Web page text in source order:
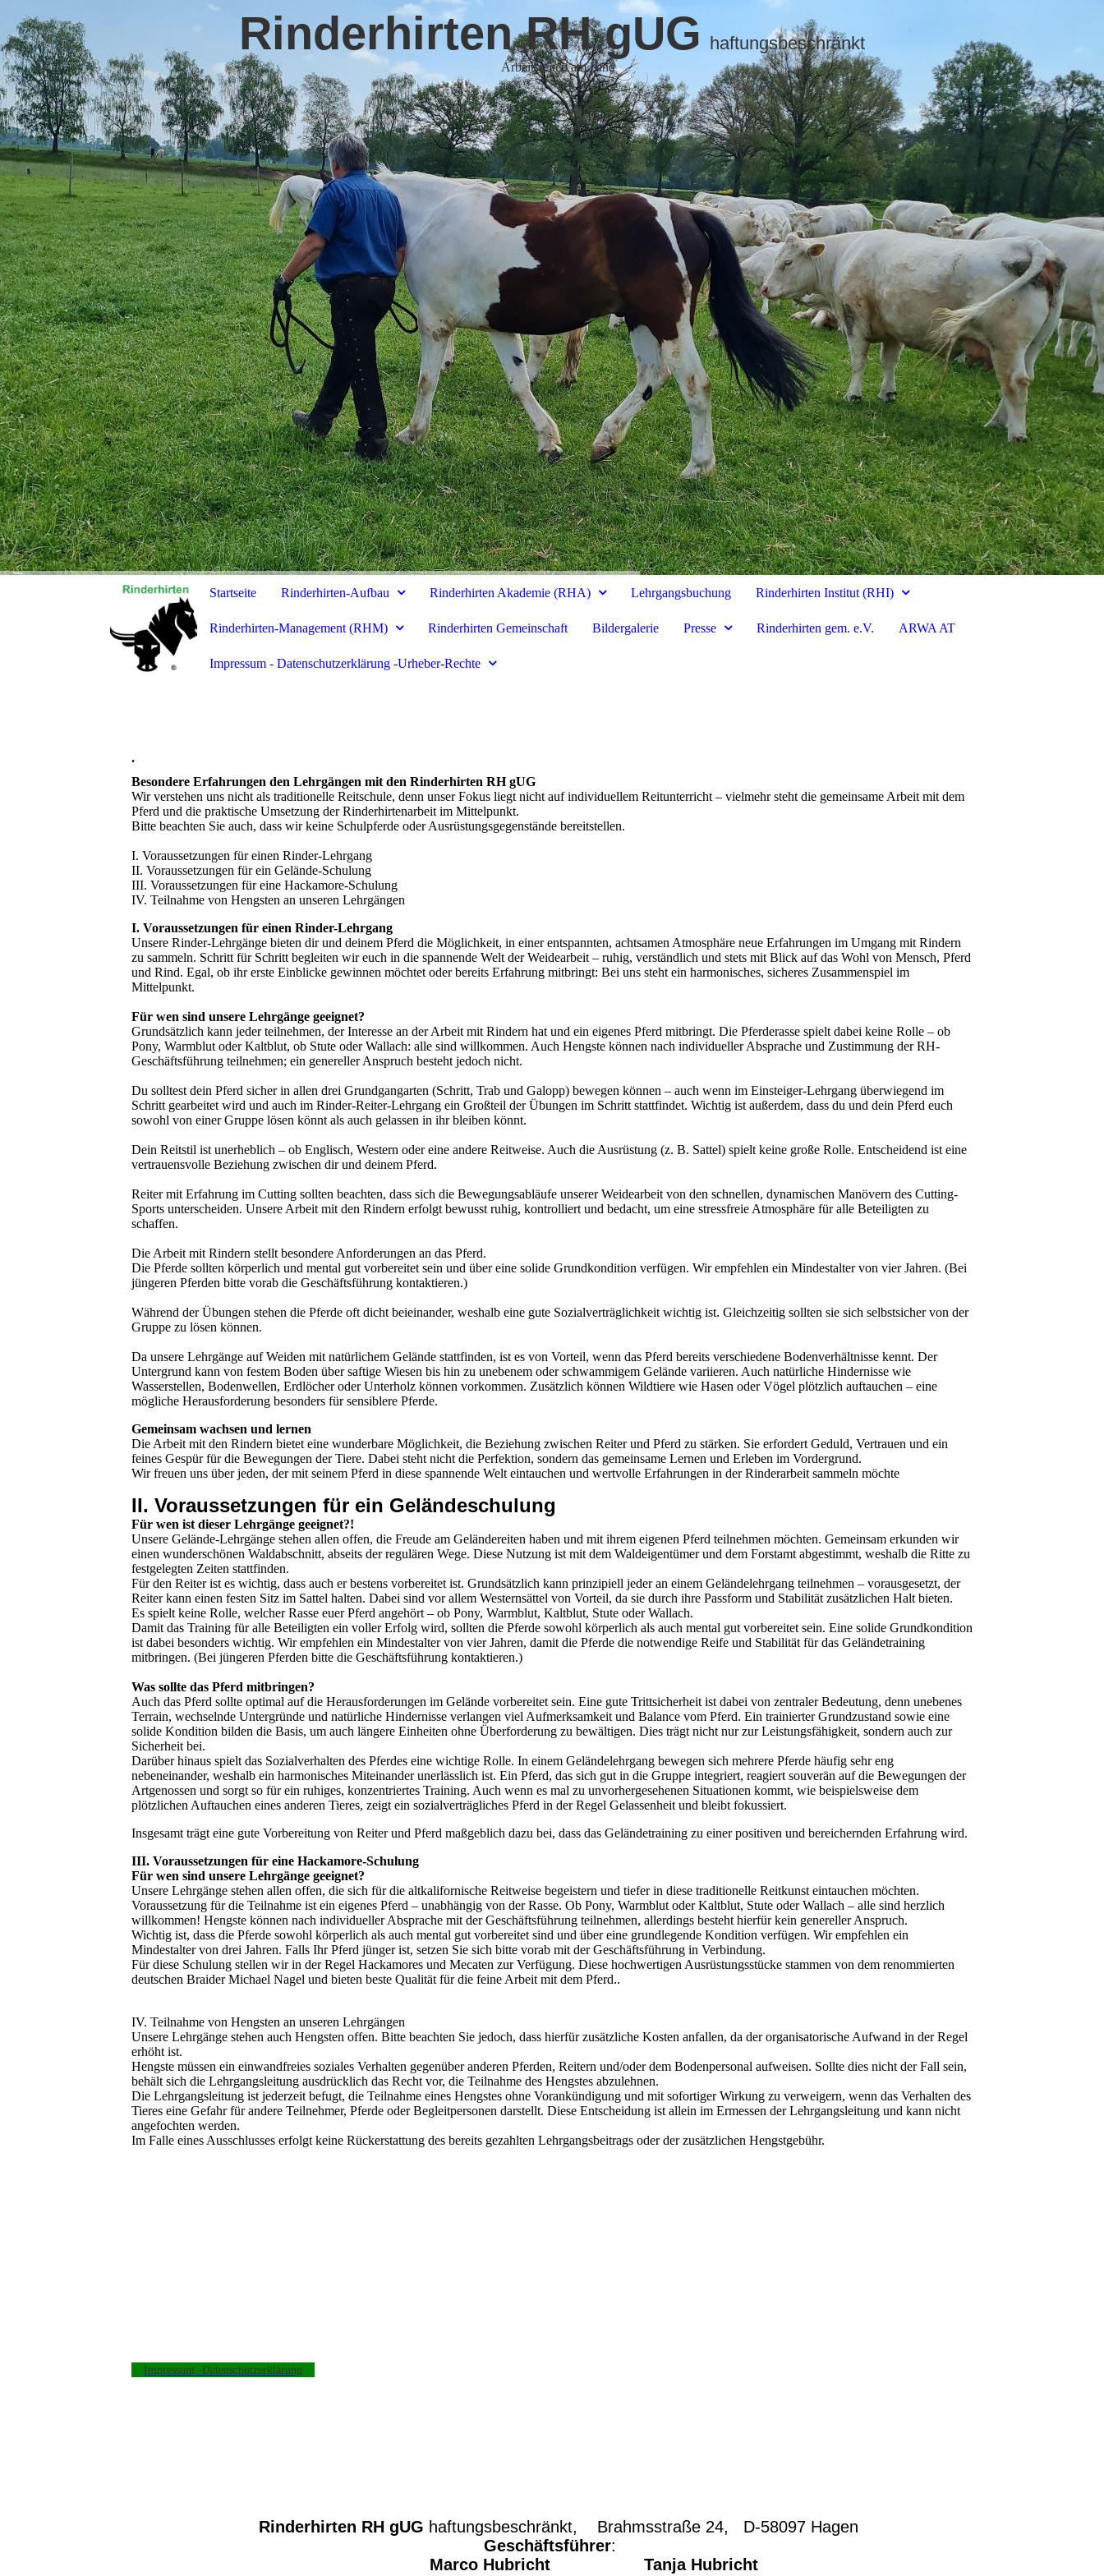
Rinderhirten RH gUG haftungsbeschränkt
Arbeitsreiten am Rind
Startseite Rinderhirten-Aufbau Rinderhirten Akademie (RHA) Lehrgangsbuchung Rinderhirten Institut (RHI)
Rinderhirten-Management (RHM) Rinderhirten Gemeinschaft Bildergalerie Presse Rinderhirten gem. e.V. ARWA AT
Impressum - Datenschutzerklärung -Urheber-Rechte
.
Besondere Erfahrungen den Lehrgängen mit den Rinderhirten RH gUG
Wir verstehen uns nicht als traditionelle Reitschule, denn unser Fokus liegt nicht auf individuellem Reitunterricht – vielmehr steht die gemeinsame Arbeit mit dem
Pferd und die praktische Umsetzung der Rinderhirtenarbeit im Mittelpunkt.
Bitte beachten Sie auch, dass wir keine Schulpferde oder Ausrüstungsgegenstände bereitstellen.
I. Voraussetzungen für einen Rinder-Lehrgang
II. Voraussetzungen für ein Gelände-Schulung
III. Voraussetzungen für eine Hackamore-Schulung
IV. Teilnahme von Hengsten an unseren Lehrgängen
I. Voraussetzungen für einen Rinder-Lehrgang
Unsere Rinder-Lehrgänge bieten dir und deinem Pferd die Möglichkeit, in einer entspannten, achtsamen Atmosphäre neue Erfahrungen im Umgang mit Rindern
zu sammeln. Schritt für Schritt begleiten wir euch in die spannende Welt der Weidearbeit – ruhig, verständlich und stets mit Blick auf das Wohl von Mensch, Pferd
und Rind. Egal, ob ihr erste Einblicke gewinnen möchtet oder bereits Erfahrung mitbringt: Bei uns steht ein harmonisches, sicheres Zusammenspiel im
Mittelpunkt.
Für wen sind unsere Lehrgänge geeignet?
Grundsätzlich kann jeder teilnehmen, der Interesse an der Arbeit mit Rindern hat und ein eigenes Pferd mitbringt. Die Pferderasse spielt dabei keine Rolle – ob
Pony, Warmblut oder Kaltblut, ob Stute oder Wallach: alle sind willkommen. Auch Hengste können nach individueller Absprache und Zustimmung der RH-
Geschäftsführung teilnehmen; ein genereller Anspruch besteht jedoch nicht.
Du solltest dein Pferd sicher in allen drei Grundgangarten (Schritt, Trab und Galopp) bewegen können – auch wenn im Einsteiger-Lehrgang überwiegend im
Schritt gearbeitet wird und auch im Rinder-Reiter-Lehrgang ein Großteil der Übungen im Schritt stattfindet. Wichtig ist außerdem, dass du und dein Pferd euch
sowohl von einer Gruppe lösen könnt als auch gelassen in ihr bleiben könnt.
Dein Reitstil ist unerheblich – ob Englisch, Western oder eine andere Reitweise. Auch die Ausrüstung (z. B. Sattel) spielt keine große Rolle. Entscheidend ist eine
vertrauensvolle Beziehung zwischen dir und deinem Pferd.
Reiter mit Erfahrung im Cutting sollten beachten, dass sich die Bewegungsabläufe unserer Weidearbeit von den schnellen, dynamischen Manövern des Cutting-
Sports unterscheiden. Unsere Arbeit mit den Rindern erfolgt bewusst ruhig, kontrolliert und bedacht, um eine stressfreie Atmosphäre für alle Beteiligten zu
schaffen.
Die Arbeit mit Rindern stellt besondere Anforderungen an das Pferd.
Die Pferde sollten körperlich und mental gut vorbereitet sein und über eine solide Grundkondition verfügen. Wir empfehlen ein Mindestalter von vier Jahren. (Bei
jüngeren Pferden bitte vorab die Geschäftsführung kontaktieren.)
Während der Übungen stehen die Pferde oft dicht beieinander, weshalb eine gute Sozialverträglichkeit wichtig ist. Gleichzeitig sollten sie sich selbstsicher von der
Gruppe zu lösen können.
Da unsere Lehrgänge auf Weiden mit natürlichem Gelände stattfinden, ist es von Vorteil, wenn das Pferd bereits verschiedene Bodenverhältnisse kennt. Der
Untergrund kann von festem Boden über saftige Wiesen bis hin zu unebenem oder schwammigem Gelände variieren. Auch natürliche Hindernisse wie
Wasserstellen, Bodenwellen, Erdlöcher oder Unterholz können vorkommen. Zusätzlich können Wildtiere wie Hasen oder Vögel plötzlich auftauchen – eine
mögliche Herausforderung besonders für sensiblere Pferde.
Gemeinsam wachsen und lernen
Die Arbeit mit den Rindern bietet eine wunderbare Möglichkeit, die Beziehung zwischen Reiter und Pferd zu stärken. Sie erfordert Geduld, Vertrauen und ein
feines Gespür für die Bewegungen der Tiere. Dabei steht nicht die Perfektion, sondern das gemeinsame Lernen und Erleben im Vordergrund.
Wir freuen uns über jeden, der mit seinem Pferd in diese spannende Welt eintauchen und wertvolle Erfahrungen in der Rinderarbeit sammeln möchte
II. Voraussetzungen für ein Geländeschulung
Für wen ist dieser Lehrgänge geeignet?!
Unsere Gelände-Lehrgänge stehen allen offen, die Freude am Geländereiten haben und mit ihrem eigenen Pferd teilnehmen möchten. Gemeinsam erkunden wir
einen wunderschönen Waldabschnitt, abseits der regulären Wege. Diese Nutzung ist mit dem Waldeigentümer und dem Forstamt abgestimmt, weshalb die Ritte zu
festgelegten Zeiten stattfinden.
Für den Reiter ist es wichtig, dass auch er bestens vorbereitet ist. Grundsätzlich kann prinzipiell jeder an einem Geländelehrgang teilnehmen – vorausgesetzt, der
Reiter kann einen festen Sitz im Sattel halten. Dabei sind vor allem Westernsättel von Vorteil, da sie durch ihre Passform und Stabilität zusätzlichen Halt bieten.
Es spielt keine Rolle, welcher Rasse euer Pferd angehört – ob Pony, Warmblut, Kaltblut, Stute oder Wallach.
Damit das Training für alle Beteiligten ein voller Erfolg wird, sollten die Pferde sowohl körperlich als auch mental gut vorbereitet sein. Eine solide Grundkondition
ist dabei besonders wichtig. Wir empfehlen ein Mindestalter von vier Jahren, damit die Pferde die notwendige Reife und Stabilität für das Geländetraining
mitbringen. (Bei jüngeren Pferden bitte die Geschäftsführung kontaktieren.)
Was sollte das Pferd mitbringen?
Auch das Pferd sollte optimal auf die Herausforderungen im Gelände vorbereitet sein. Eine gute Trittsicherheit ist dabei von zentraler Bedeutung, denn unebenes
Terrain, wechselnde Untergründe und natürliche Hindernisse verlangen viel Aufmerksamkeit und Balance vom Pferd. Ein trainierter Grundzustand sowie eine
solide Kondition bilden die Basis, um auch längere Einheiten ohne Überforderung zu bewältigen. Dies trägt nicht nur zur Leistungsfähigkeit, sondern auch zur
Sicherheit bei.
Darüber hinaus spielt das Sozialverhalten des Pferdes eine wichtige Rolle. In einem Geländelehrgang bewegen sich mehrere Pferde häufig sehr eng
nebeneinander, weshalb ein harmonisches Miteinander unerlässlich ist. Ein Pferd, das sich gut in die Gruppe integriert, reagiert souverän auf die Bewegungen der
Artgenossen und sorgt so für ein ruhiges, konzentriertes Training. Auch wenn es mal zu unvorhergesehenen Situationen kommt, wie beispielsweise dem
plötzlichen Auftauchen eines anderen Tieres, zeigt ein sozialverträgliches Pferd in der Regel Gelassenheit und bleibt fokussiert.
Insgesamt trägt eine gute Vorbereitung von Reiter und Pferd maßgeblich dazu bei, dass das Geländetraining zu einer positiven und bereichernden Erfahrung wird.
III. Voraussetzungen für eine Hackamore-Schulung
Für wen sind unsere Lehrgänge geeignet?
Unsere Lehrgänge stehen allen offen, die sich für die altkalifornische Reitweise begeistern und tiefer in diese traditionelle Reitkunst eintauchen möchten.
Voraussetzung für die Teilnahme ist ein eigenes Pferd – unabhängig von der Rasse. Ob Pony, Warmblut oder Kaltblut, Stute oder Wallach – alle sind herzlich
willkommen! Hengste können nach individueller Absprache mit der Geschäftsführung teilnehmen, allerdings besteht hierfür kein genereller Anspruch.
Wichtig ist, dass die Pferde sowohl körperlich als auch mental gut vorbereitet sind und über eine grundlegende Kondition verfügen. Wir empfehlen ein
Mindestalter von drei Jahren. Falls Ihr Pferd jünger ist, setzen Sie sich bitte vorab mit der Geschäftsführung in Verbindung.
Für diese Schulung stellen wir in der Regel Hackamores und Mecaten zur Verfügung. Diese hochwertigen Ausrüstungsstücke stammen von dem renommierten
deutschen Braider Michael Nagel und bieten beste Qualität für die feine Arbeit mit dem Pferd..
IV. Teilnahme von Hengsten an unseren Lehrgängen
Unsere Lehrgänge stehen auch Hengsten offen. Bitte beachten Sie jedoch, dass hierfür zusätzliche Kosten anfallen, da der organisatorische Aufwand in der Regel
erhöht ist.
Hengste müssen ein einwandfreies soziales Verhalten gegenüber anderen Pferden, Reitern und/oder dem Bodenpersonal aufweisen. Sollte dies nicht der Fall sein,
behält sich die Lehrgangsleitung ausdrücklich das Recht vor, die Teilnahme des Hengstes abzulehnen.
Die Lehrgangsleitung ist jederzeit befugt, die Teilnahme eines Hengstes ohne Vorankündigung und mit sofortiger Wirkung zu verweigern, wenn das Verhalten des
Tieres eine Gefahr für andere Teilnehmer, Pferde oder Begleitpersonen darstellt. Diese Entscheidung ist allein im Ermessen der Lehrgangsleitung und kann nicht
angefochten werden.
Im Falle eines Ausschlusses erfolgt keine Rückerstattung des bereits gezahlten Lehrgangsbeitrags oder der zusätzlichen Hengstgebühr.
Impressum -Datenschutzerklärung
Rinderhirten RH gUG haftungsbeschränkt, Brahmsstraße 24, D-58097 Hagen
Geschäftsführer:
Marco Hubricht
Tanja Hubricht